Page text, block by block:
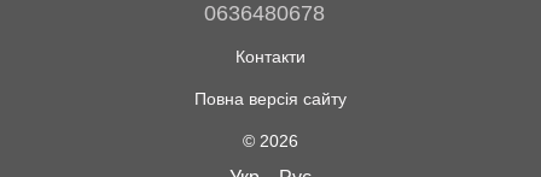
0636480678
Контакти
Повна версія сайту
© 2026